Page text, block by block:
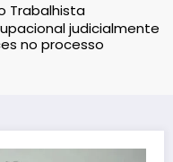
Trabalhista
judicialmente
no processo